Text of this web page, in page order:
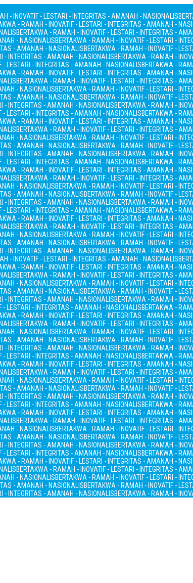
- INOVATIF - LESTARI - INTEGRITAS - AMANAH - NASIONALIS
- RAMAH - INOVATIF - LESTARI - INTEGRITAS - AMANAH -
BERTAKWA - RAMAH - INOVATIF - LESTARI - INTEGRITAS -
- NASIONALISBERTAKWA - RAMAH - INOVATIF - LESTARI -
- AMANAH - NASIONALISBERTAKWA - RAMAH - INOVATIF -
- INTEGRITAS - AMANAH - NASIONALISBERTAKWA - RAMAH -
- LESTARI - INTEGRITAS - AMANAH - NASIONALISBERTAKWA -
- RAMAH - INOVATIF - LESTARI - INTEGRITAS - AMANAH -
BERTAKWA - RAMAH - INOVATIF - LESTARI - INTEGRITAS -
- NASIONALISBERTAKWA - RAMAH - INOVATIF - LESTARI -
- AMANAH - NASIONALISBERTAKWA - RAMAH - INOVATIF -
- INTEGRITAS - AMANAH - NASIONALISBERTAKWA - RAMAH -
- LESTARI - INTEGRITAS - AMANAH - NASIONALISBERTAKWA -
- RAMAH - INOVATIF - LESTARI - INTEGRITAS - AMANAH -
BERTAKWA - RAMAH - INOVATIF - LESTARI - INTEGRITAS -
- NASIONALISBERTAKWA - RAMAH - INOVATIF - LESTARI -
- AMANAH - NASIONALISBERTAKWA - RAMAH - INOVATIF -
- INTEGRITAS - AMANAH - NASIONALISBERTAKWA - RAMAH -
- LESTARI - INTEGRITAS - AMANAH - NASIONALISBERTAKWA -
- RAMAH - INOVATIF - LESTARI - INTEGRITAS - AMANAH -
BERTAKWA - RAMAH - INOVATIF - LESTARI - INTEGRITAS -
- NASIONALISBERTAKWA - RAMAH - INOVATIF - LESTARI -
- AMANAH - NASIONALISBERTAKWA - RAMAH - INOVATIF -
- INTEGRITAS - AMANAH - NASIONALISBERTAKWA - RAMAH -
- LESTARI - INTEGRITAS - AMANAH - NASIONALISBERTAKWA -
- RAMAH - INOVATIF - LESTARI - INTEGRITAS - AMANAH -
BERTAKWA - RAMAH - INOVATIF - LESTARI - INTEGRITAS -
- NASIONALISBERTAKWA - RAMAH - INOVATIF - LESTARI -
- AMANAH - NASIONALISBERTAKWA - RAMAH - INOVATIF -
- INTEGRITAS - AMANAH - NASIONALISBERTAKWA - RAMAH -
- INOVATIF - LESTARI - INTEGRITAS - AMANAH - NASIONALIS
- RAMAH - INOVATIF - LESTARI - INTEGRITAS - AMANAH -
BERTAKWA - RAMAH - INOVATIF - LESTARI - INTEGRITAS -
- NASIONALISBERTAKWA - RAMAH - INOVATIF - LESTARI -
- AMANAH - NASIONALISBERTAKWA - RAMAH - INOVATIF -
- INTEGRITAS - AMANAH - NASIONALISBERTAKWA - RAMAH -
- LESTARI - INTEGRITAS - AMANAH - NASIONALISBERTAKWA -
- RAMAH - INOVATIF - LESTARI - INTEGRITAS - AMANAH -
BERTAKWA - RAMAH - INOVATIF - LESTARI - INTEGRITAS -
- NASIONALISBERTAKWA - RAMAH - INOVATIF - LESTARI -
- AMANAH - NASIONALISBERTAKWA - RAMAH - INOVATIF -
- INTEGRITAS - AMANAH - NASIONALISBERTAKWA - RAMAH -
- LESTARI - INTEGRITAS - AMANAH - NASIONALISBERTAKWA -
- RAMAH - INOVATIF - LESTARI - INTEGRITAS - AMANAH -
BERTAKWA - RAMAH - INOVATIF - LESTARI - INTEGRITAS -
- NASIONALISBERTAKWA - RAMAH - INOVATIF - LESTARI -
- AMANAH - NASIONALISBERTAKWA - RAMAH - INOVATIF -
- INTEGRITAS - AMANAH - NASIONALISBERTAKWA - RAMAH -
- LESTARI - INTEGRITAS - AMANAH - NASIONALISBERTAKWA -
- RAMAH - INOVATIF - LESTARI - INTEGRITAS - AMANAH -
BERTAKWA - RAMAH - INOVATIF - LESTARI - INTEGRITAS -
- NASIONALISBERTAKWA - RAMAH - INOVATIF - LESTARI -
- AMANAH - NASIONALISBERTAKWA - RAMAH - INOVATIF -
- INTEGRITAS - AMANAH - NASIONALISBERTAKWA - RAMAH -
- LESTARI - INTEGRITAS - AMANAH - NASIONALISBERTAKWA -
- RAMAH - INOVATIF - LESTARI - INTEGRITAS - AMANAH -
BERTAKWA - RAMAH - INOVATIF - LESTARI - INTEGRITAS -
- NASIONALISBERTAKWA - RAMAH - INOVATIF - LESTARI -
- AMANAH - NASIONALISBERTAKWA - RAMAH - INOVATIF -
- INTEGRITAS - AMANAH - NASIONALISBERTAKWA - RAMAH -